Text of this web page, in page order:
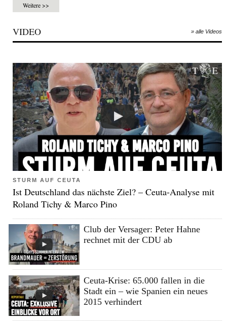
Weitere >>
VIDEO » alle Videos
STURM AUF CEUTA
Ist Deutschland das nächste Ziel? – Ceuta-Analyse mit
Roland Tichy & Marco Pino
Club der Versager: Peter Hahne
rechnet mit der CDU ab
Ceuta-Krise: 65.000 fallen in die
Stadt ein – wie Spanien ein neues
2015 verhindert